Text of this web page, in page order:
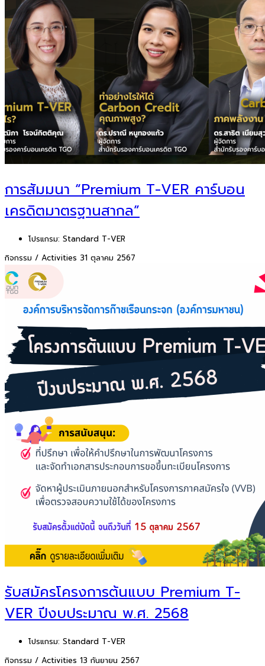
การสัมมนา “Premium T-VER คาร์บอน
เครดิตมาตรฐานสากล”
โปรแกรม: Standard T-VER
กิจกรรม / Activities 31 ตุลาคม 2567
รับสมัครโครงการต้นแบบ Premium T-
VER ปีงบประมาณ พ.ศ. 2568
โปรแกรม: Standard T-VER
กิจกรรม / Activities 13 กันยายน 2567